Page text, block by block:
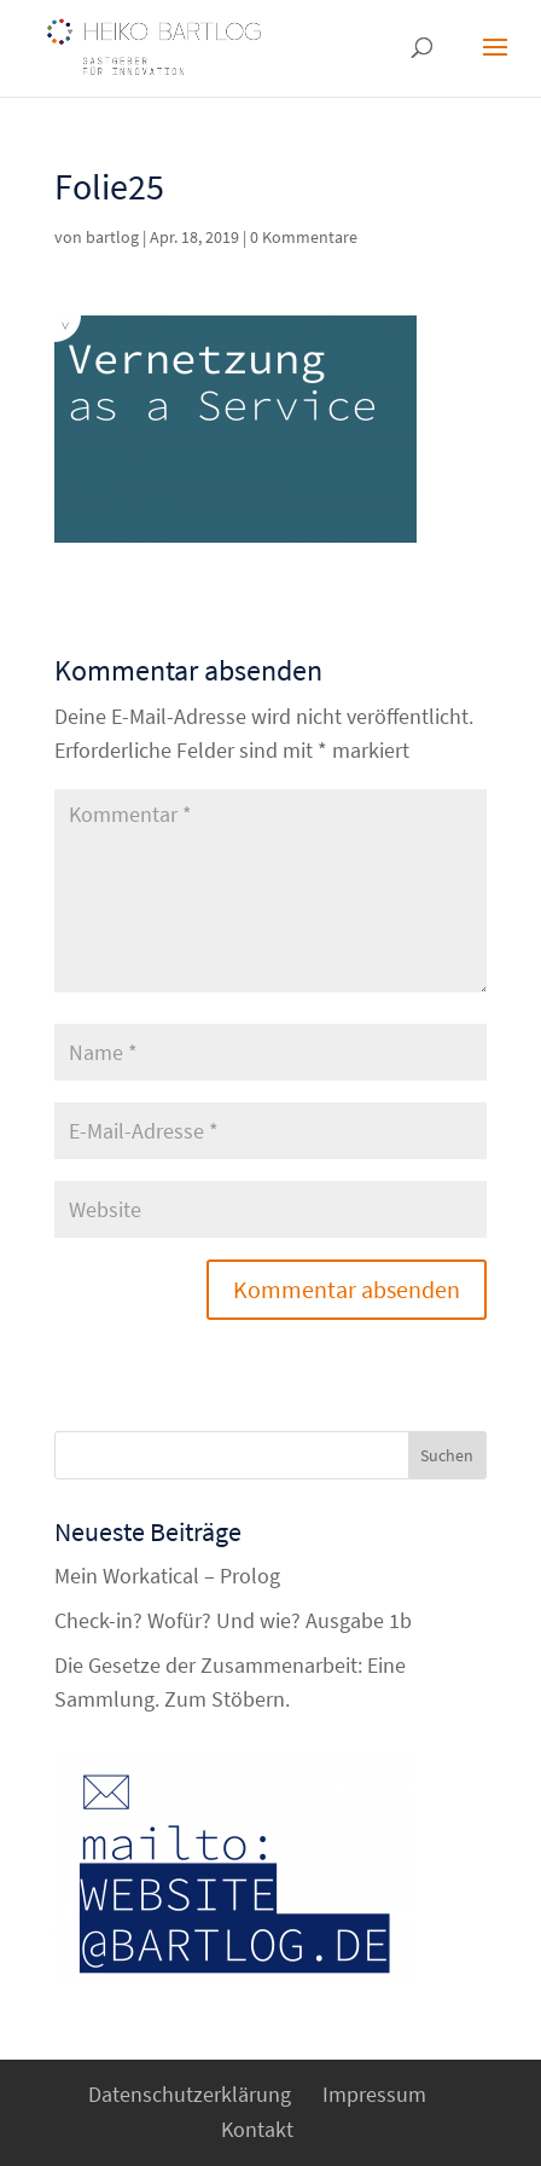
Folie25
von bartlog| Apr. 18, 2019| 0 Kommentare
Kommentar absenden
Deine E-Mail-Adresse wird nicht veröffentlicht.
Erforderliche Felder sind mit * markiert
Neueste Beiträge
Mein Workatical – Prolog
Check-in? Wofür? Und wie? Ausgabe 1b
Die Gesetze der Zusammenarbeit: Eine
Sammlung. Zum Stöbern.
Datenschutzerklärung
Impressum
Kontakt